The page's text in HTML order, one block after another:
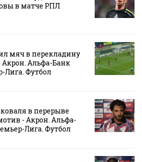
в матче РПЛ
мяч в перекладину
Альфа-Банк
Лига. Футбол
в перерыве
- Акрон. Альфа-
Лига. Футбол